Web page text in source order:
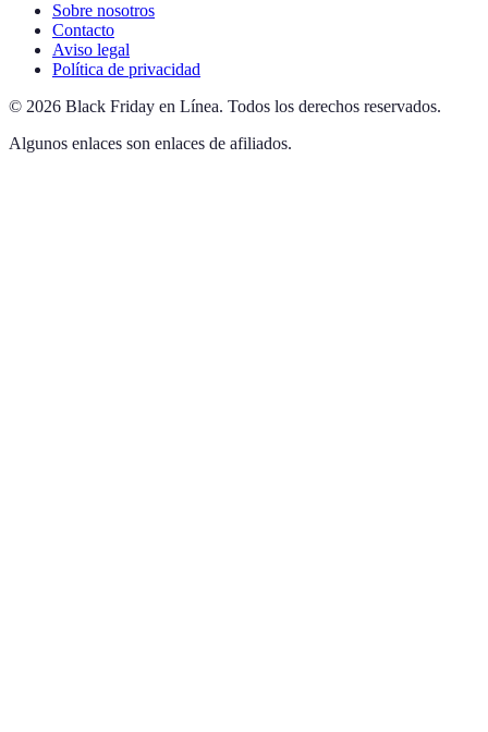
Sobre nosotros
Contacto
Aviso legal
Política de privacidad
© 2026 Black Friday en Línea. Todos los derechos reservados.
Algunos enlaces son enlaces de afiliados.